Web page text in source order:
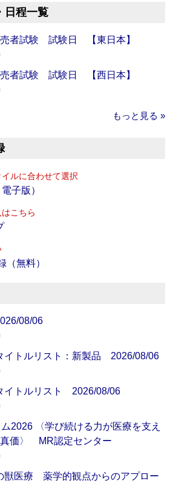
日程一覧
者試験 試験日 【東日本】
者試験 試験日 【西日本】
もっと見る »
ルに合わせて選択
子版）
こちら
（無料）
08/06
イトルリスト：新製品 2026/08/06
イトルリスト 2026/08/06
2026 〈学び続ける力が医療を支え
価〉 MR認定センター
獣医療 薬学的観点からのアプロー